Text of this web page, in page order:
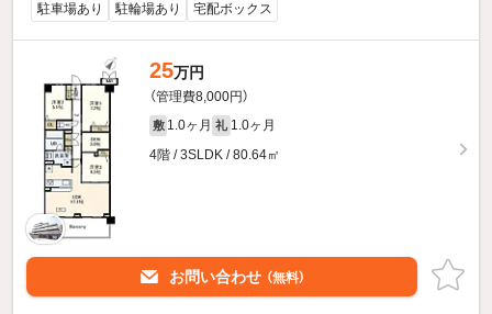
駐車場あり 駐輪場あり 宅配ボックス
25万円
（管理費8,000円）
敷 1.0ヶ月 礼 1.0ヶ月
4階 / 3SLDK / 80.64㎡
お問い合わせ （無料）